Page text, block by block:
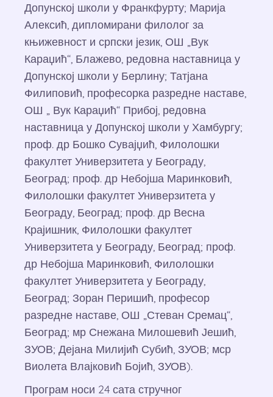
Допунској школи у Франкфурту; Марија
Алексић, дипломирани филолог за
књижевност и српски језик, ОШ „Вук
Караџић“, Блажево, редовна наставница у
Допунској школи у Берлину; Татјана
Филиповић, професорка разредне наставе,
ОШ „ Вук Караџић“ Прибој, редовна
наставница у Допунској школи у Хамбургу;
проф. др Бошко Сувајџић, Филолошки
факултет Универзитета у Београду,
Београд; проф. др Небојша Маринковић,
Филолошки факултет Универзитета у
Београду, Београд; проф. др Весна
Крајишник, Филолошки факултет
Универзитета у Београду, Београд; проф.
др Небојша Маринковић, Филолошки
факултет Универзитета у Београду,
Београд; Зоран Перишић, професор
разредне наставе, ОШ „Стеван Сремац“,
Београд; мр Снежана Милошевић Јешић,
ЗУОВ; Дејана Милијић Субић, ЗУОВ; мср
Виолета Влајковић Бојић, ЗУОВ).
Програм носи 24 сата стручног